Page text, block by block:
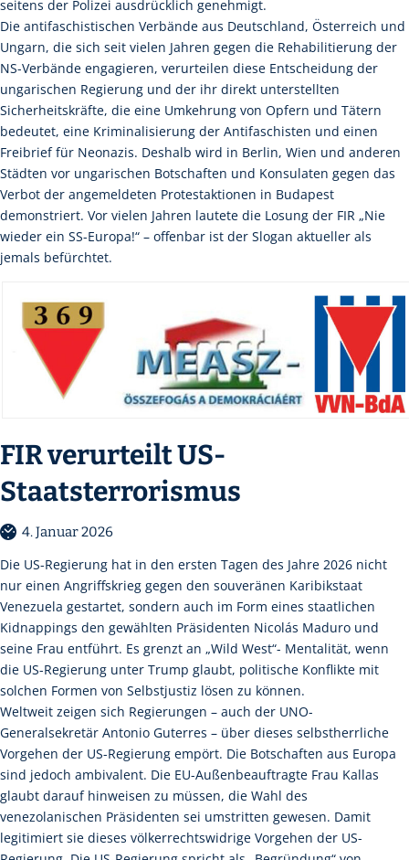
seitens der Polizei ausdrücklich genehmigt.
Die antifaschistischen Verbände aus Deutschland, Österreich und
Ungarn, die sich seit vielen Jahren gegen die Rehabilitierung der
NS-Verbände engagieren, verurteilen diese Entscheidung der
ungarischen Regierung und der ihr direkt unterstellten
Sicherheitskräfte, die eine Umkehrung von Opfern und Tätern
bedeutet, eine Kriminalisierung der Antifaschisten und einen
Freibrief für Neonazis. Deshalb wird in Berlin, Wien und anderen
Städten vor ungarischen Botschaften und Konsulaten gegen das
Verbot der angemeldeten Protestaktionen in Budapest
demonstriert. Vor vielen Jahren lautete die Losung der FIR „Nie
wieder ein SS-Europa!“ – offenbar ist der Slogan aktueller als
jemals befürchtet.
FIR verurteilt US-
Staatsterrorismus
4. Januar 2026
Die US-Regierung hat in den ersten Tagen des Jahre 2026 nicht
nur einen Angriffskrieg gegen den souveränen Karibikstaat
Venezuela gestartet, sondern auch im Form eines staatlichen
Kidnappings den gewählten Präsidenten Nicolás Maduro und
seine Frau entführt. Es grenzt an „Wild West“- Mentalität, wenn
die US-Regierung unter Trump glaubt, politische Konflikte mit
solchen Formen von Selbstjustiz lösen zu können.
Weltweit zeigen sich Regierungen – auch der UNO-
Generalsekretär Antonio Guterres – über dieses selbstherrliche
Vorgehen der US-Regierung empört. Die Botschaften aus Europa
sind jedoch ambivalent. Die EU-Außenbeauftragte Frau Kallas
glaubt darauf hinweisen zu müssen, die Wahl des
venezolanischen Präsidenten sei umstritten gewesen. Damit
legitimiert sie dieses völkerrechtswidrige Vorgehen der US-